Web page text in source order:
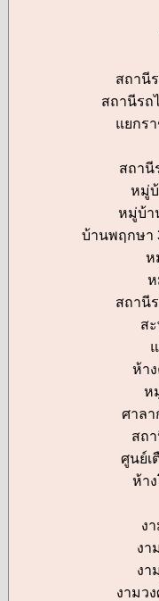
สถานี
สถานีรถ
แยกร
สถานี
หมู่บ้
หมู่บ้า
บ้านพฤกษา
ห
สถานี
ส
ห้า
ห
ศาลา
สถ
ศูนย์เ
ห้า
ง
งา
งา
งามว